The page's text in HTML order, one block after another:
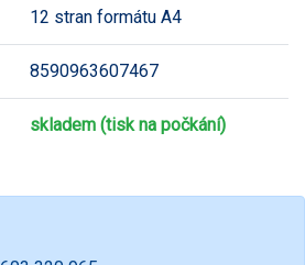
12 stran formátu A4
8590963607467
skladem (tisk na počkání)